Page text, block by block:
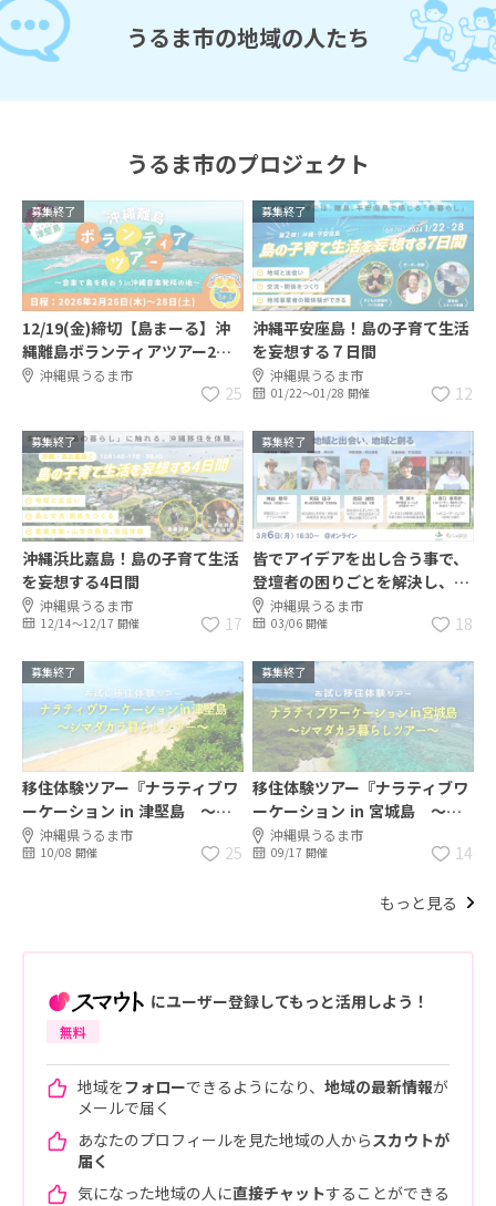
うるま市の地域の人たち
うるま市のプロジェクト
募集終了
12/19(金)締切【島まーる】沖
縄離島ボランティアツアー2泊3
日 in 津堅島
沖縄県うるま市
25
募集終了
沖縄平安座島！島の子育て生活
を妄想する７日間
沖縄県うるま市
01/22〜01/28 開催 12
募集終了
沖縄浜比嘉島！島の子育て生活
を妄想する4日間
沖縄県うるま市
12/14〜12/17 開催 17
募集終了
皆でアイデアを出し合う事で、
登壇者の困りごとを解決し、応
援し合うイベント「ナラティヴ
ワーケーション ✕ Beyondミー
沖縄県うるま市
03/06 開催 18
募集終了
移住体験ツアー『ナラティブワ
ーケーション in 津堅島 ～シ
マダカラ暮らしツアー～』のご
案内 ※定員になり次第締め切
沖縄県うるま市
10/08 開催 25
募集終了
移住体験ツアー『ナラティブワ
ーケーション in 宮城島 ～シ
マダカラ暮らしツアー～』のご
案内 ※定員になり次第締め切
沖縄県うるま市
09/17 開催 14
もっと見る
にユーザー登録してもっと活用しよう！
無料
地域をフォローできるようになり、 地域の最新情報が
メールで届く
あなたのプロフィールを見た地域の人から スカウトが
届く
気になった地域の人に直接チャットすることができる